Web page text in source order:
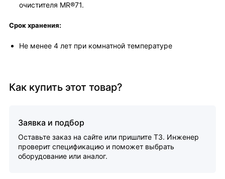
очистителя MR®71.
Срок хранения:
Не менее 4 лет при комнатной температуре
Как купить этот товар?
Заявка и подбор
Оставьте заказ на сайте или пришлите ТЗ. Инженер
проверит спецификацию и поможет выбрать
оборудование или аналог.